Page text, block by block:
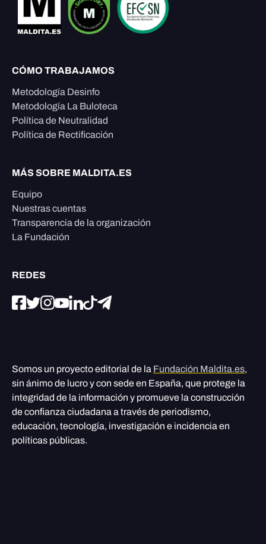
CÓMO TRABAJAMOS
Metodología Desinfo
Metodología La Buloteca
Política de Neutralidad
Política de Rectificación
MÁS SOBRE MALDITA.ES
Equipo
Nuestras cuentas
Transparencia de la organización
La Fundación
REDES
Somos un proyecto editorial de la Fundación Maldita.es,
sin ánimo de lucro y con sede en España, que protege la
integridad de la información y promueve la construcción
de confianza ciudadana a través de periodismo,
educación, tecnología, investigación e incidencia en
políticas públicas.